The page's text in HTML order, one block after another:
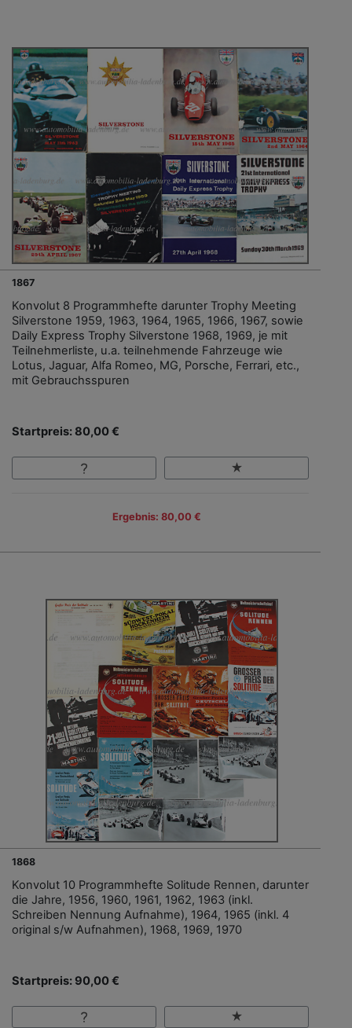
1867
Konvolut 8 Programmhefte darunter Trophy Meeting
Silverstone 1959, 1963, 1964, 1965, 1966, 1967, sowie
Daily Express Trophy Silverstone 1968, 1969, je mit
Teilnehmerliste, u.a. teilnehmende Fahrzeuge wie
Lotus, Jaguar, Alfa Romeo, MG, Porsche, Ferrari, etc.,
mit Gebrauchsspuren
Startpreis: 80,00 €
Ergebnis: 80,00 €
1868
Konvolut 10 Programmhefte Solitude Rennen, darunter
die Jahre, 1956, 1960, 1961, 1962, 1963 (inkl.
Schreiben Nennung Aufnahme), 1964, 1965 (inkl. 4
original s/w Aufnahmen), 1968, 1969, 1970
Startpreis: 90,00 €